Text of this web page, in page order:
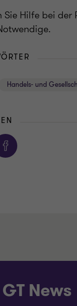
Sie Hilfe bei der
Handels- und
News